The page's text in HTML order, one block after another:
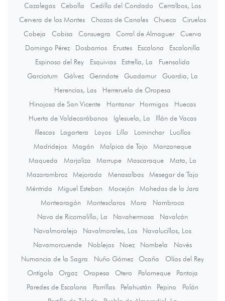
Cazalegas
Cebolla Cedillo del Condado
Cerralbos, Los
Cervera de los Montes
Chozas de Canales Chueca
Ciruelos
Cobeja
Cobisa Consuegra Corral de Almaguer
Cuerva
Domingo Pérez
Dosbarrios Erustes Escalona
Escalonilla
Espinoso del Rey
Esquivias Estrella, La
Fuensalida
Garciotum
Gálvez Gerindote Guadamur
Guardia, La
Herencias, Las
Herreruela de Oropesa
Hinojosa de San Vicente
Hontanar Hormigos
Huecas
Huerta de Valdecarábanos
Iglesuela, La
Illán de Vacas
Illescas
Lagartera Layos Lillo Lominchar
Lucillos
Madridejos
Magán Malpica de Tajo
Manzaneque
Maqueda
Marjaliza Marrupe Mascaraque
Mata, La
Mazarambroz
Mejorada Menasalbas
Mesegar de Tajo
Méntrida
Miguel Esteban Mocejón
Mohedas de la Jara
Montearagón
Montesclaros Mora
Nambroca
Nava de Ricomalillo, La
Navahermosa
Navalcán
Navalmoralejo
Navalmorales, Los
Navalucillos, Los
Navamorcuende
Noblejas Noez Nombela
Novés
Numancia de la Sagra
Nuño Gómez Ocaña
Olías del Rey
Ontígola
Orgaz Oropesa Otero Palomeque
Pantoja
Paredes de Escalona
Parrillas Pelahustán Pepino
Polán